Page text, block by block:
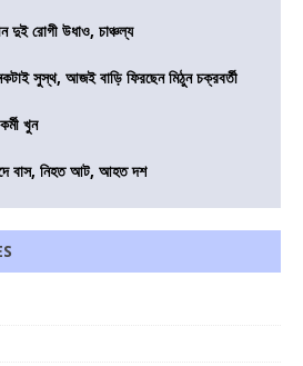
দুই রোগী উধাও, চাঞ্চল্য
সুস্থ, আজই বাড়ি ফিরছেন মিঠুন চক্রবর্তী
খুন
বাস, নিহত আট, আহত দশ